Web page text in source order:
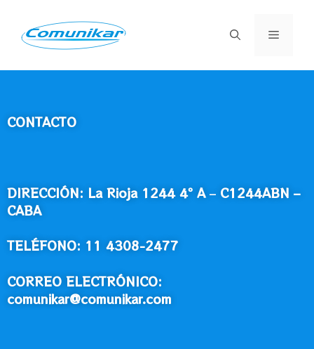
CONTACTO
DIRECCIÓN: La Rioja 1244 4º A– C1244ABN –
CABA
TELÉFONO: 11 4308-2477
CORREO ELECTRÓNICO:
comunikar@comunikar.com